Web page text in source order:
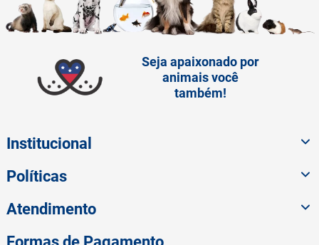
Seja apaixonado por
animais você
também!
Institucional
Políticas
Atendimento